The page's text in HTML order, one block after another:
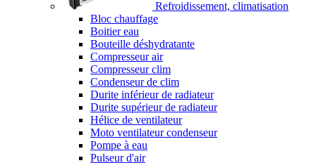
Refroidissement, climatisation
Bloc chauffage
Boitier eau
Bouteille déshydratante
Compresseur air
Compresseur clim
Condenseur de clim
Durite inférieur de radiateur
Durite supérieur de radiateur
Hélice de ventilateur
Moto ventilateur condenseur
Pompe à eau
Pulseur d'air